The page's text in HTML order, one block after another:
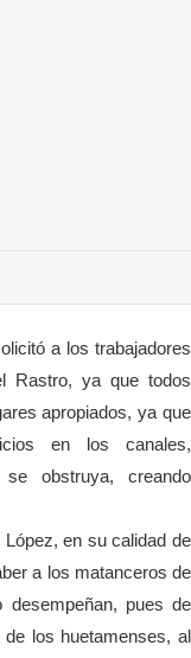
a los trabajadores
Rastro, ya que todos
apropiados, ya que
en los canales,
obstruya, creando
López, en su calidad de
a los matanceros de
desempeñan, pues de
los huetamenses, al